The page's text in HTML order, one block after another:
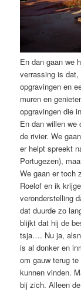
En dan gaan we
verrassing is dat,
opgravingen en
muren en
opgravingen die
En dan willen we
de rivier. We
er helpt spreekt
Portugezen),
We gaan er toch
Roelof en ik
veronderstelling
dat duurde zo
blijkt dat hij de
tsja…. Nu ja,
is al donker en
om gauw terug
kunnen vinden.
bij zich. Alleen